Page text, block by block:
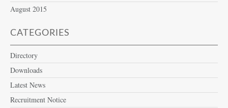
August 2015
CATEGORIES
Directory
Downloads
Latest News
Recruitment Notice